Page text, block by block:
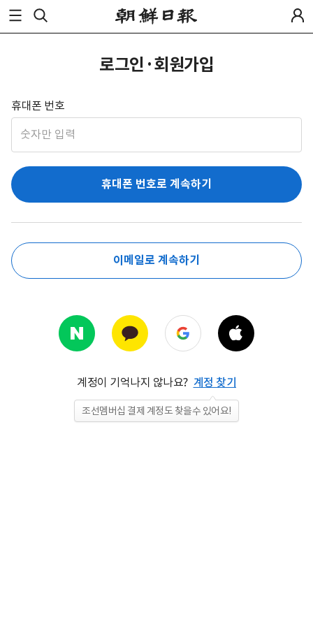
로그인·회원가입
휴대폰 번호
휴대폰 번호로 계속하기
이메일로 계속하기
계정이 기억나지 않나요? 계정 찾기
조선멤버십 결제 계정도 찾을수 있어요!